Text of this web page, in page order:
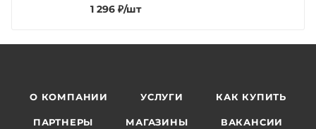
1 296 ₽/шт
О КОМПАНИИ УСЛУГИ КАК КУПИТЬ
ПАРТНЕРЫ МАГАЗИНЫ ВАКАНСИИ